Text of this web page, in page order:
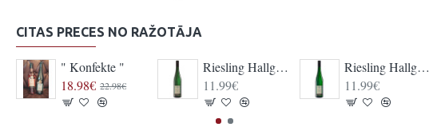
CITAS PRECES NO RAŽOTĀJA
" Konfekte "
18.98€ 22.98€
Riesling Hallgartener Jungfer QbA Classic
11.99€
Riesling Hallgartener Jungfer QbA trocken
11.99€